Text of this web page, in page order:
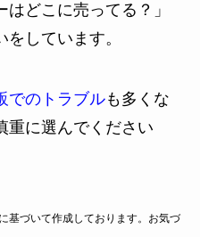
どこに売ってる？」
しています。
でのトラブルも多くな
重に選んでください
基づいて作成しております。お気づ